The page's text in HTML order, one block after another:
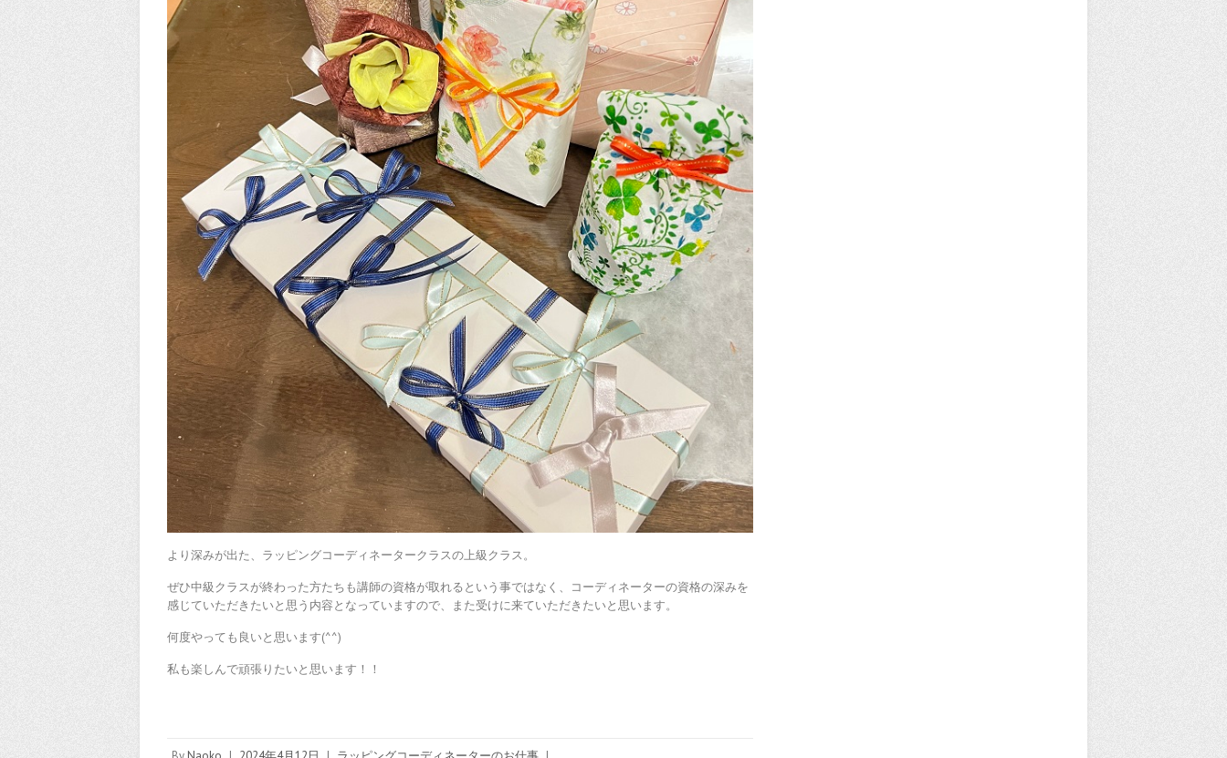
より深みが出た、ラッピングコーディネータークラスの上級クラス。
ぜひ中級クラスが終わった方たちも講師の資格が取れるという事ではなく、コーディネーターの資格の深みを
感じていただきたいと思う内容となっていますので、また受けに来ていただきたいと思います。
何度やっても良いと思います(^^)
私も楽しんで頑張りたいと思います！！